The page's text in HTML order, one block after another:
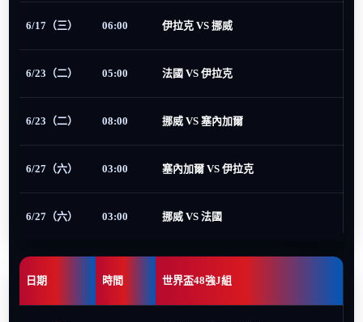
6/17（三） 06:00 伊拉克 VS 挪威
6/23（二） 05:00 法國 VS 伊拉克
6/23（二） 08:00 挪威 VS 塞內加爾
6/27（六） 03:00 塞內加爾 VS 伊拉克
6/27（六） 03:00 挪威 VS 法國
日期 時間 世界盃48強J組